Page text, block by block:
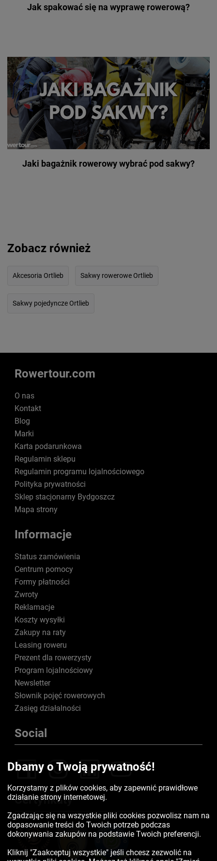
Jak spakować się na wyprawę rowerową?
Jaki bagażnik rowerowy wybrać pod sakwy?
Zobacz również
Akcesoria Ortlieb Sakwy rowerowe Ortlieb
Sakwy pojedyncze Ortlieb
Rowertour.com
O nas
Kontakt
Blog
Marki
Karta podarunkowa
Regulamin sklepu
Regulamin programu lojalnościowego
Polityka prywatności
Sklep stacjonarny Bydgoszcz
Mapa strony
Informacje
Status zamówienia
Centrum pomocy
Formy płatności
Zwroty
Reklamacje
Koszty wysyłki
Zakupy na raty
Leasing roweru
Prezent dla rowerzysty
Program lojalnościowy
Newsletter
Słownik pojęć rowerowych
Zasięg działalności
Social
Certyfikaty
Dbamy o Twoją prywatność!
Korzystamy z plików cookies, aby zapewnić prawidłowe
działanie strony internetowej.
Zgadzając się na wszystkie pliki cookies pozwolisz nam na
dopasowanie treści do Twoich potrzeb podczas
dokonywania zakupów na podstawie Twoich preferencji.
Kliknij "Zaakceptuj wszystkie" jeśli chcesz zezwolić na